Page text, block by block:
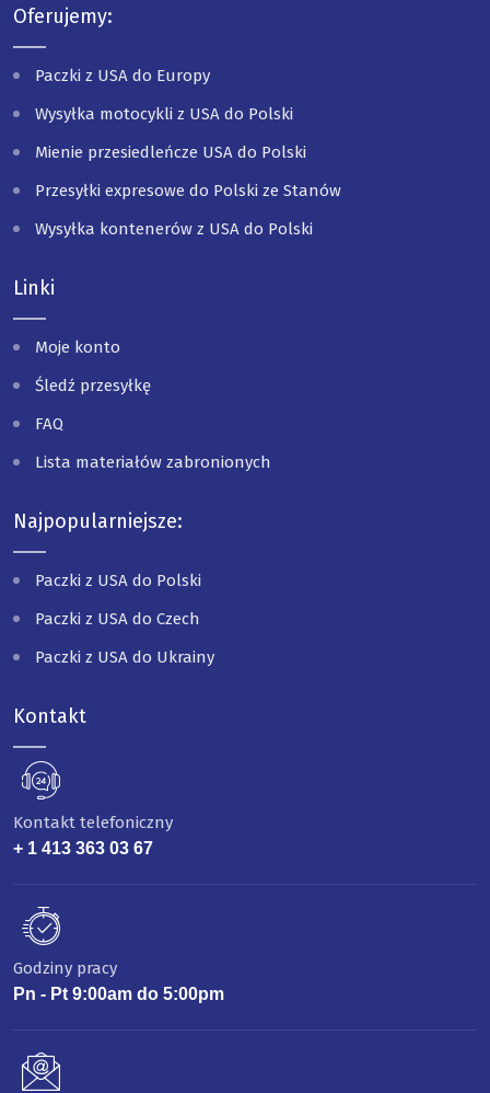
Oferujemy:
Paczki z USA do Europy
Wysyłka motocykli z USA do Polski
Mienie przesiedleńcze USA do Polski
Przesyłki expresowe do Polski ze Stanów
Wysyłka kontenerów z USA do Polski
Linki
Moje konto
Śledź przesyłkę
FAQ
Lista materiałów zabronionych
Najpopularniejsze:
Paczki z USA do Polski
Paczki z USA do Czech
Paczki z USA do Ukrainy
Kontakt
Kontakt telefoniczny
+ 1 413 363 03 67
Godziny pracy
Pn - Pt 9:00am do 5:00pm